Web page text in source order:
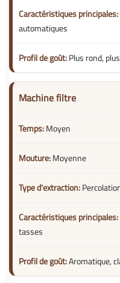
automatiques
Plus rond,
Machine filtre
Moyen
Moyenne
tasses
Aromatique,